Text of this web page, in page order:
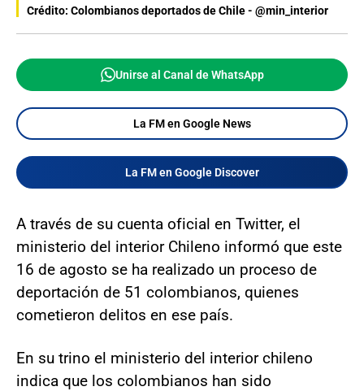
Crédito: Colombianos deportados de Chile - @min_interior
Unirse al Canal de WhatsApp
La FM en Google News
La FM en Google Discover
A través de su cuenta oficial en Twitter, el
ministerio del interior Chileno informó que este
16 de agosto se ha realizado un proceso de
deportación de 51 colombianos, quienes
cometieron delitos en ese país.
En su trino el ministerio del interior chileno
indica que los colombianos han sido